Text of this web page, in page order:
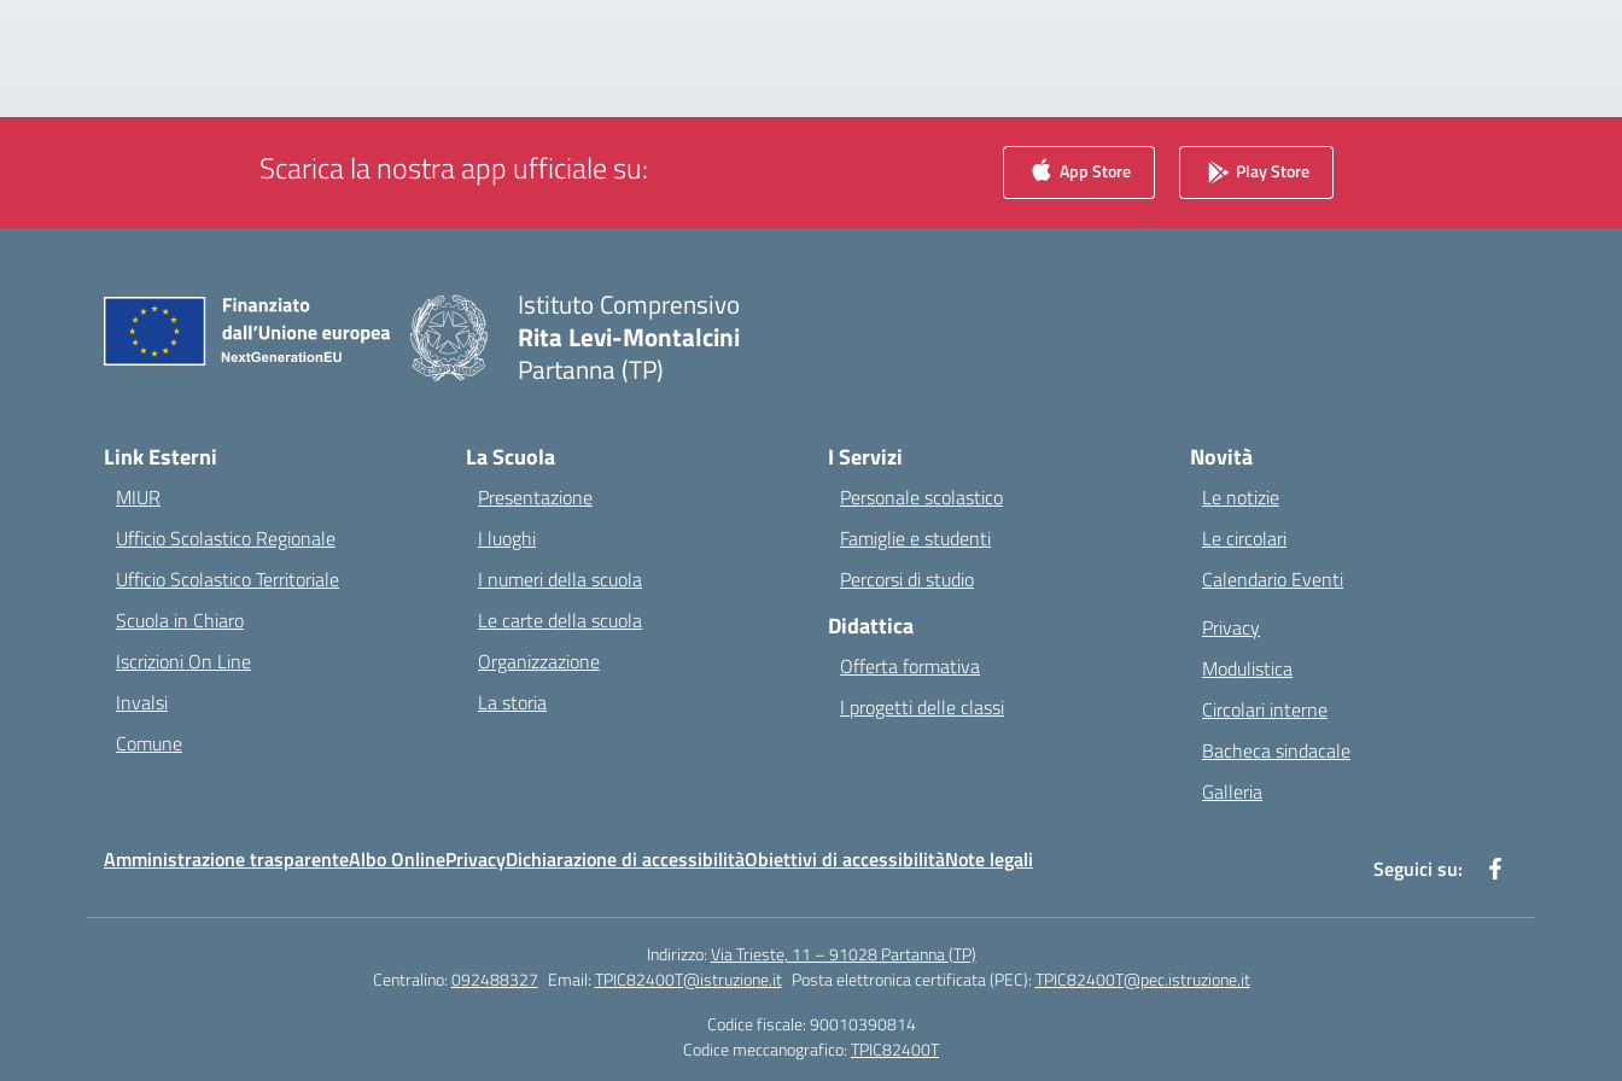
Scarica la nostra app ufficiale su: App Store Play Store
Istituto Comprensivo
Rita Levi-Montalcini
Partanna (TP)
Link Esterni
MIUR
Ufficio Scolastico Regionale
Ufficio Scolastico Territoriale
Scuola in Chiaro
Iscrizioni On Line
Invalsi
Comune
La Scuola
Presentazione
I luoghi
I numeri della scuola
Le carte della scuola
Organizzazione
La storia
I Servizi
Personale scolastico
Famiglie e studenti
Percorsi di studio
Didattica
Offerta formativa
I progetti delle classi
Novità
Le notizie
Le circolari
Calendario Eventi
Privacy
Modulistica
Circolari interne
Bacheca sindacale
Galleria
Amministrazione trasparenteAlbo OnlinePrivacyDichiarazione di accessibilitàObiettivi di accessibilitàNote legali Seguici su:
Indirizzo:Via Trieste, 11 – 91028 Partanna (TP)
Centralino:092488327 Email:TPIC82400T@istruzione.it Posta elettronica certificata (PEC):TPIC82400T@pec.istruzione.it
Codice fiscale: 90010390814
Codice meccanografico:TPIC82400T